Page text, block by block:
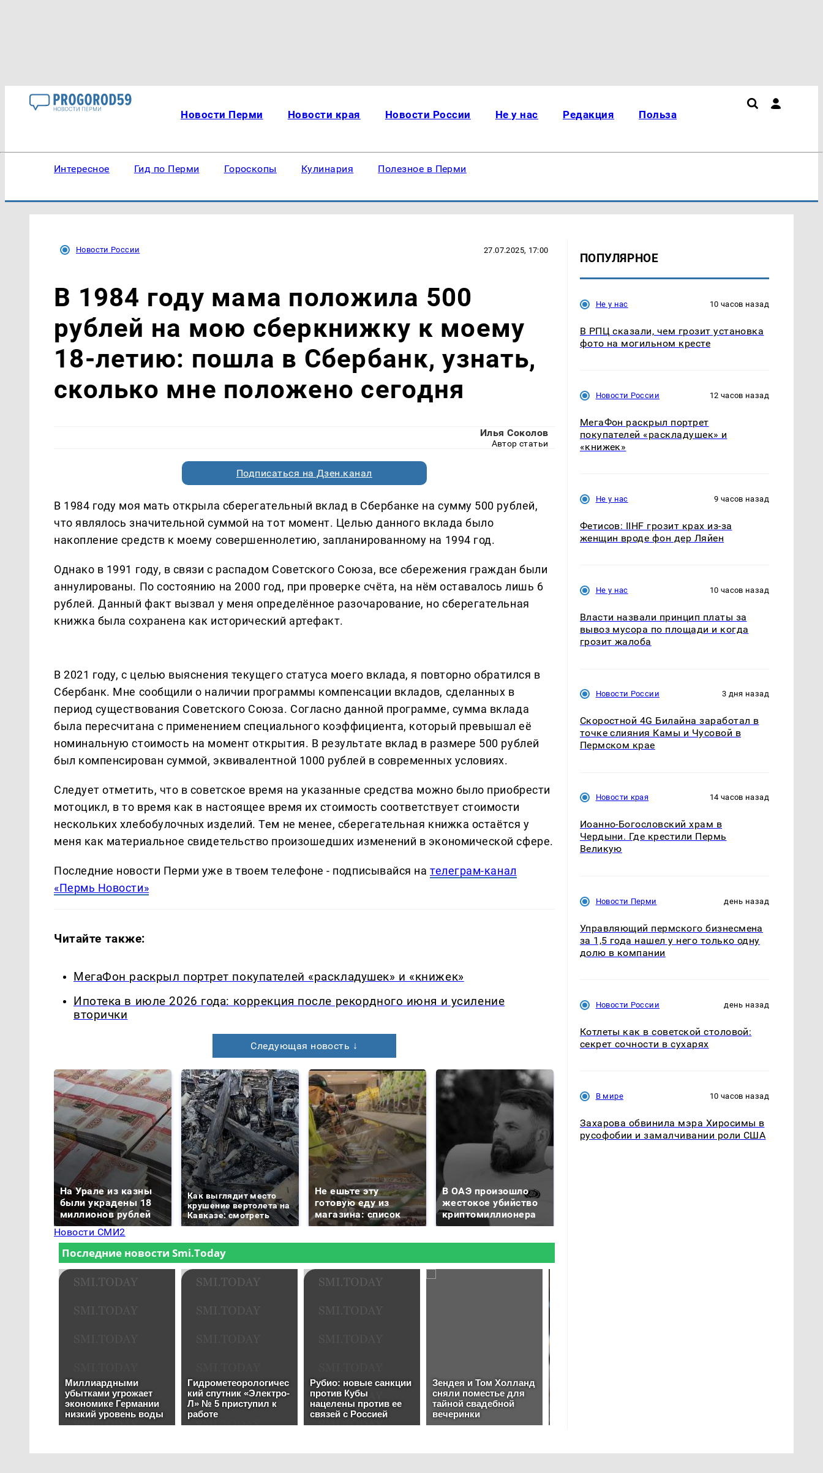
Новости Перми Новости края Новости России Не у нас Редакция Польза
Интересное Гид по Перми Гороскопы Кулинария Полезное в Перми
Новости России 27.07.2025, 17:00
В 1984 году мама положила 500
рублей на мою сберкнижку к моему
18-летию: пошла в Сбербанк, узнать,
сколько мне положено сегодня
Илья Соколов
Автор статьи
Подписаться на Дзен.канал
В 1984 году моя мать открыла сберегательный вклад в Сбербанке на сумму 500 рублей,
что являлось значительной суммой на тот момент. Целью данного вклада было
накопление средств к моему совершеннолетию, запланированному на 1994 год.
Однако в 1991 году, в связи с распадом Советского Союза, все сбережения граждан были
аннулированы. По состоянию на 2000 год, при проверке счёта, на нём оставалось лишь 6
рублей. Данный факт вызвал у меня определённое разочарование, но сберегательная
книжка была сохранена как исторический артефакт.
В 2021 году, с целью выяснения текущего статуса моего вклада, я повторно обратился в
Сбербанк. Мне сообщили о наличии программы компенсации вкладов, сделанных в
период существования Советского Союза. Согласно данной программе, сумма вклада
была пересчитана с применением специального коэффициента, который превышал её
номинальную стоимость на момент открытия. В результате вклад в размере 500 рублей
был компенсирован суммой, эквивалентной 1000 рублей в современных условиях.
Следует отметить, что в советское время на указанные средства можно было приобрести
мотоцикл, в то время как в настоящее время их стоимость соответствует стоимости
нескольких хлебобулочных изделий. Тем не менее, сберегательная книжка остаётся у
меня как материальное свидетельство произошедших изменений в экономической сфере.
Последние новости Перми уже в твоем телефоне - подписывайся нателеграм-канал
«Пермь Новости»
Читайте также:
МегаФон раскрыл портрет покупателей «раскладушек» и «книжек»
Ипотека в июле 2026 года: коррекция после рекордного июня и усиление
вторички
Следующая новость ↓
На Урале из казны
были украдены 18
миллионов рублей
Как выглядит место
крушение вертолета на
Кавказе: смотреть
Не ешьте эту
готовую еду из
магазина: список
В ОАЭ произошло
жестокое убийство
криптомиллионера
Новости СМИ2
ПОПУЛЯРНОЕ
Не у нас 10 часов назад
В РПЦ сказали, чем грозит установка
фото на могильном кресте
Новости России 12 часов назад
МегаФон раскрыл портрет
покупателей «раскладушек» и
«книжек»
Не у нас 9 часов назад
Фетисов: IIHF грозит крах из-за
женщин вроде фон дер Ляйен
Не у нас 10 часов назад
Власти назвали принцип платы за
вывоз мусора по площади и когда
грозит жалоба
Новости России 3 дня назад
Скоростной 4G Билайна заработал в
точке слияния Камы и Чусовой в
Пермском крае
Новости края 14 часов назад
Иоанно-Богословский храм в
Чердыни. Где крестили Пермь
Великую
Новости Перми день назад
Управляющий пермского бизнесмена
за 1,5 года нашел у него только одну
долю в компании
Новости России день назад
Котлеты как в советской столовой:
секрет сочности в сухарях
В мире 10 часов назад
Захарова обвинила мэра Хиросимы в
русофобии и замалчивании роли США